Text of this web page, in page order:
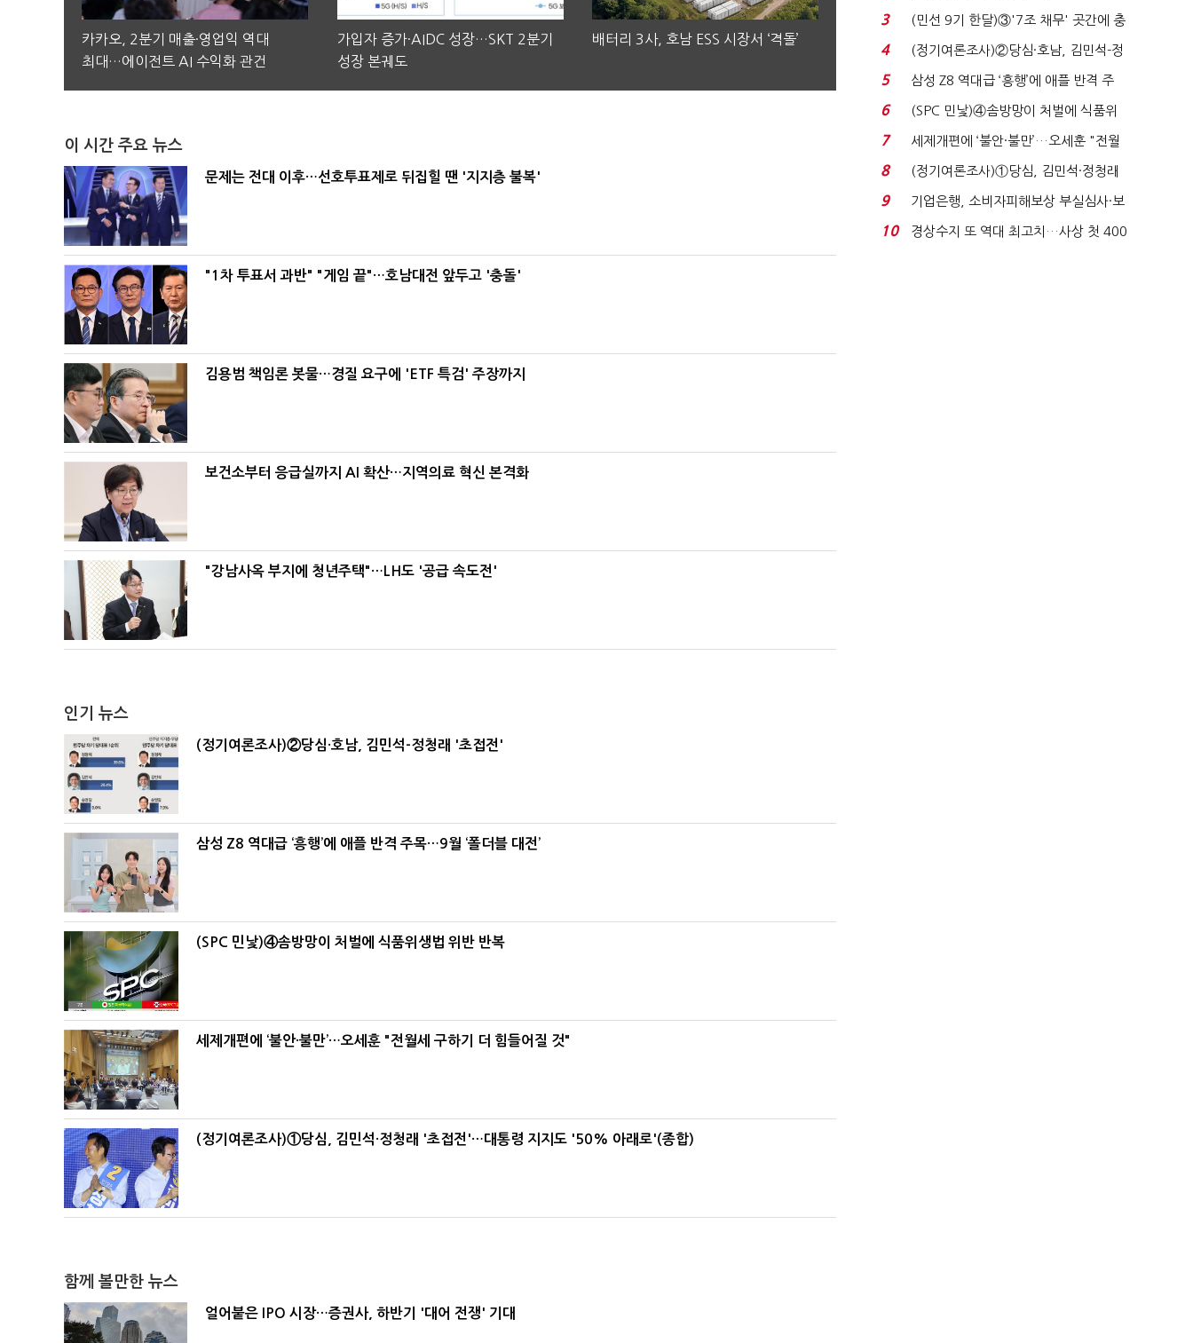
카카오, 2분기 매출·영업익 역대
최대…에이전트 AI 수익화 관건
가입자 증가·AIDC 성장…SKT 2분기
성장 본궤도
배터리 3사, 호남 ESS 시장서 ‘격돌’
이 시간 주요 뉴스
문제는 전대 이후…선호투표제로 뒤집힐 땐 '지지층 불복'
"1차 투표서 과반" "게임 끝"…호남대전 앞두고 '충돌'
김용범 책임론 봇물…경질 요구에 'ETF 특검' 주장까지
보건소부터 응급실까지 AI 확산…지역의료 혁신 본격화
"강남사옥 부지에 청년주택"…LH도 '공급 속도전'
인기 뉴스
(정기여론조사)②당심·호남, 김민석-정청래 '초접전'
삼성 Z8 역대급 ‘흥행’에 애플 반격 주목…9월 ‘폴더블 대전’
(SPC 민낯)④솜방망이 처벌에 식품위생법 위반 반복
세제개편에 ‘불안·불만’…오세훈 "전월세 구하기 더 힘들어질 것"
(정기여론조사)①당심, 김민석·정청래 '초접전'…대통령 지지도 '50% 아래로'(종합)
함께 볼만한 뉴스
얼어붙은 IPO 시장…증권사, 하반기 '대어 전쟁' 기대
3
(민선 9기 한달)③'7조 채무' 곳간에 충
격…추미애, 20년...
4
(정기여론조사)②당심·호남, 김민석-정
청래 '초접전'...
5
삼성 Z8 역대급 ‘흥행’에 애플 반격 주
목…9월 ‘폴...
6
(SPC 민낯)④솜방망이 처벌에 식품위
생법 위반 반복...
7
세제개편에 ‘불안·불만’…오세훈 "전월
세 구하기 더 ...
8
(정기여론조사)①당심, 김민석·정청래
'초접전'…대통령 ...
9
기업은행, 소비자피해보상 부실심사·보
이스피싱 공시 ...
10
경상수지 또 역대 최고치…사상 첫 400